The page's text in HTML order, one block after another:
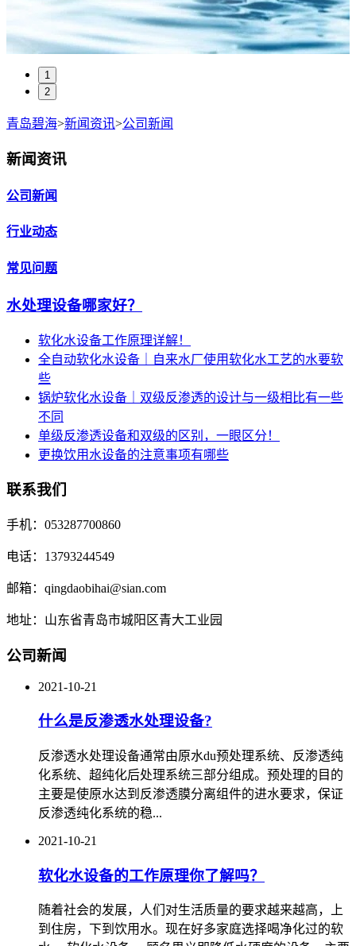
1
2
青岛碧海>新闻资讯>公司新闻
新闻资讯
公司新闻
行业动态
常见问题
水处理设备哪家好？
软化水设备工作原理详解！
全自动软化水设备｜自来水厂使用软化水工艺的水要软
些
锅炉软化水设备｜双级反渗透的设计与一级相比有一些
不同
单级反渗透设备和双级的区别，一眼区分！
更换饮用水设备的注意事项有哪些
联系我们
手机：053287700860
电话：13793244549
邮箱：qingdaobihai@sian.com
地址：山东省青岛市城阳区青大工业园
公司新闻
2021-10-21
什么是反渗透水处理设备?
反渗透水处理设备通常由原水du预处理系统、反渗透纯
化系统、超纯化后处理系统三部分组成。预处理的目的
主要是使原水达到反渗透膜分离组件的进水要求，保证
反渗透纯化系统的稳...
2021-10-21
软化水设备的工作原理你了解吗？
随着社会的发展，人们对生活质量的要求越来越高，上
到住房，下到饮用水。现在好多家庭选择喝净化过的软